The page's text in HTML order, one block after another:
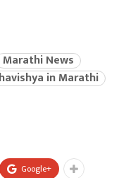
Marathi News
in Marathi
Google+